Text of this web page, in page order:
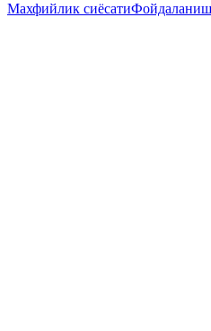
Махфийлик сиёсати